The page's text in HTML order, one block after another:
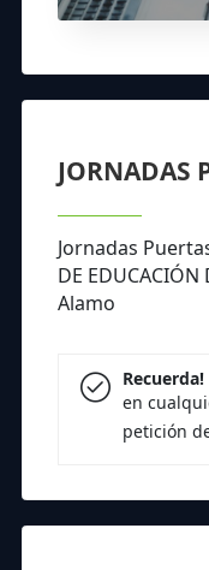
JORNADAS
Jornadas
DE EDUCACIÓN
Alamo
Recuerda!
en
petición